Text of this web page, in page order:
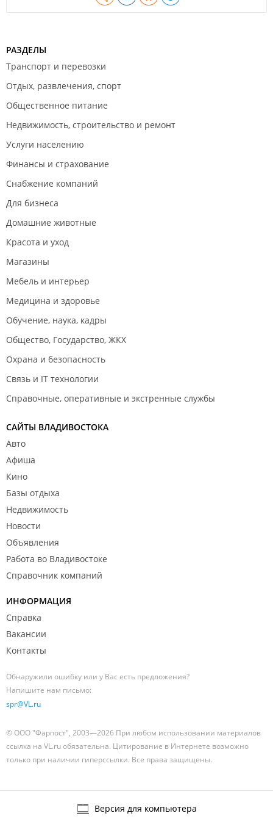
РАЗДЕЛЫ
Транспорт и перевозки
Отдых, развлечения, спорт
Общественное питание
Недвижимость, строительство и ремонт
Услуги населению
Финансы и страхование
Снабжение компаний
Для бизнеса
Домашние животные
Красота и уход
Магазины
Мебель и интерьер
Медицина и здоровье
Обучение, наука, кадры
Общество, Государство, ЖКХ
Охрана и безопасность
Связь и IT технологии
Справочные, оперативные и экстренные службы
САЙТЫ ВЛАДИВОСТОКА
Авто
Афиша
Кино
Базы отдыха
Недвижимость
Новости
Объявления
Работа во Владивостоке
Справочник компаний
ИНФОРМАЦИЯ
Справка
Вакансии
Контакты
Обнаружили ошибку или у Вас есть предложения?
Напишите нам письмо:
spr@VL.ru
© ООО "Фарпост", 2003—2026 При любом использовании материалов
ссылка на VL.ru обязательна. Цитирование в Интернете возможно
только при наличии гиперссылки. Все права защищены.
Версия для компьютера